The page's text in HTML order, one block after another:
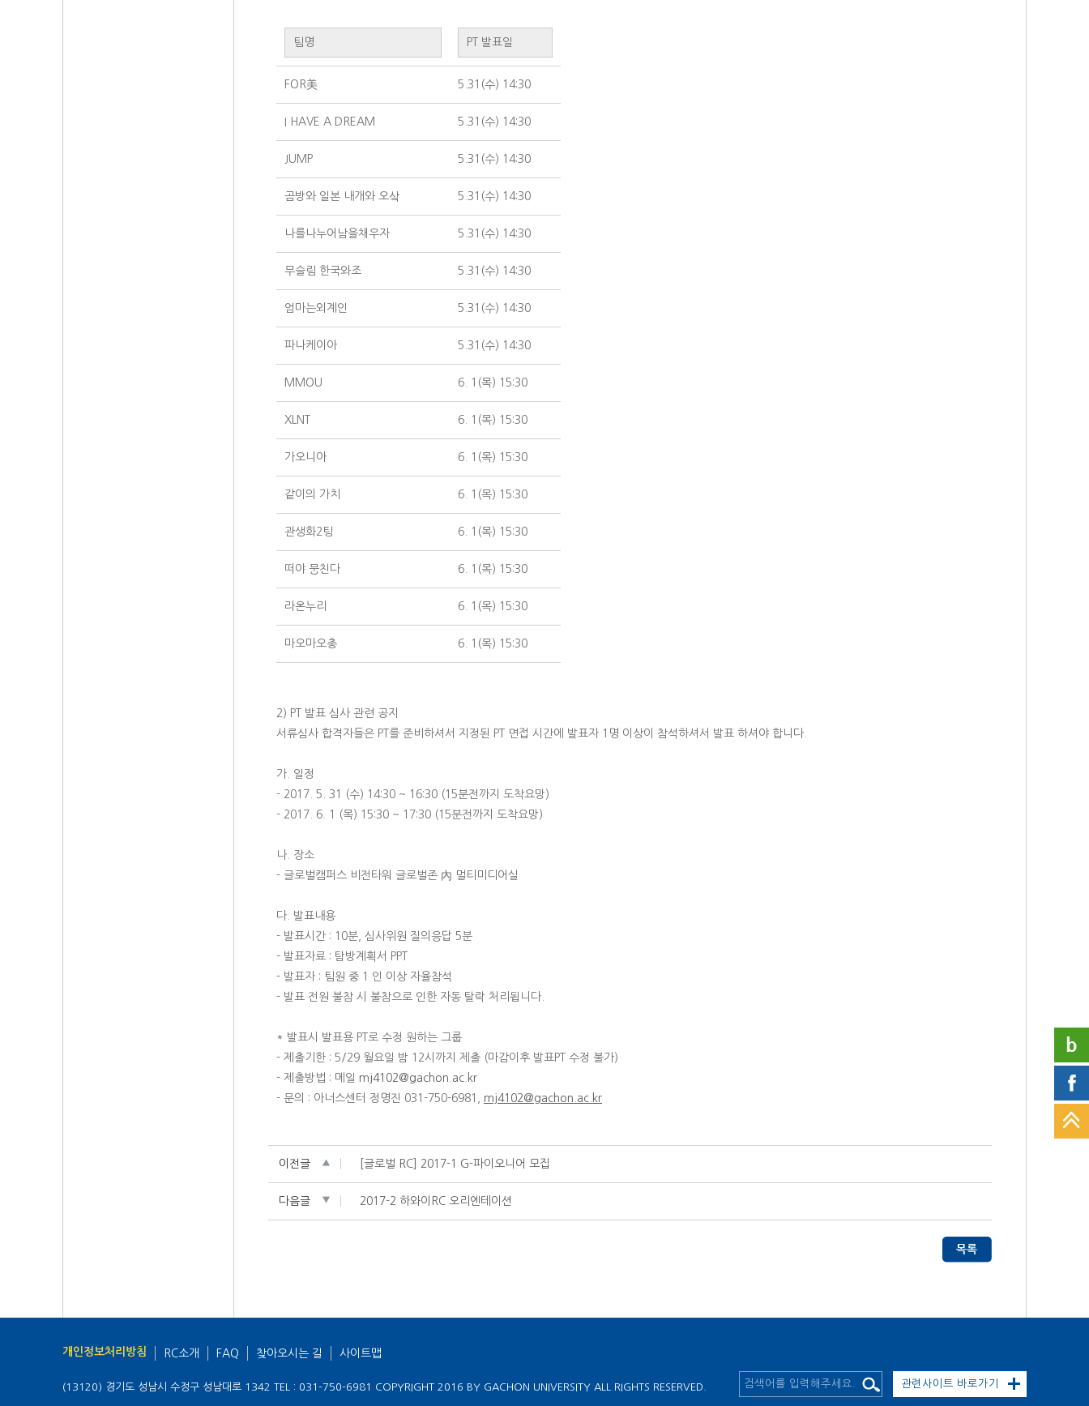
팀명 PT 발표일
FOR美 5.31(수) 14:30
I HAVE A DREAM 5.31(수) 14:30
JUMP 5.31(수) 14:30
곰방와 일본 내개와 오샄 5.31(수) 14:30
나를나누어남을채우자 5.31(수) 14:30
무슬림 한국와조 5.31(수) 14:30
엄마는외계인 5.31(수) 14:30
파나케이아 5.31(수) 14:30
MMOU 6. 1(목) 15:30
XLNT 6. 1(목) 15:30
가오니아 6. 1(목) 15:30
같이의 가치 6. 1(목) 15:30
관생화2팅 6. 1(목) 15:30
떠야 뭉친다 6. 1(목) 15:30
라온누리 6. 1(목) 15:30
마오마오총 6. 1(목) 15:30
2) PT 발표 심사 관련 공지
서류심사 합격자들은 PT를 준비하셔서 지정된 PT 면접 시간에 발표자 1명 이상이 참석하셔서 발표 하셔야 합니다.
가. 일정
- 2017. 5. 31 (수) 14:30 ~ 16:30 (15분전까지 도착요망)
- 2017. 6. 1 (목) 15:30 ~ 17:30 (15분전까지 도착요망)
나. 장소
- 글로벌캠퍼스 비전타워 글로벌존 內 멀티미디어실
다. 발표내용
- 발표시간 : 10분, 심사위원 질의응답 5분
- 발표자료 : 탐방계획서 PPT
- 발표자 : 팀원 중 1 인 이상 자율참석
- 발표 전원 불참 시 불참으로 인한 자동 탈락 처리됩니다.
* 발표시 발표용 PT로 수정 원하는 그룹
- 제출기한 : 5/29 월요일 밤 12시까지 제출 (마감이후 발표PT 수정 불가)
- 제출방법 : 메일 mj4102@gachon.ac.kr
- 문의 : 아너스센터 정명진 031-750-6981, mj4102@gachon.ac.kr
이전글 [글로벌 RC] 2017-1 G-파이오니어 모집
다음글 2017-2 하와이RC 오리엔테이션
개인정보처리방침 RC소개 FAQ 찾아오시는 길 사이트맵
(13120) 경기도 성남시 수정구 성남대로 1342 TEL : 031-750-6981 COPYRIGHT 2016 BY GACHON UNIVERSITY ALL RIGHTS RESERVED. 관련사이트 바로가기